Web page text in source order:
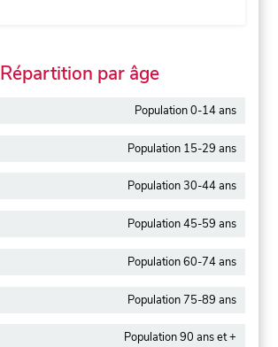
Répartition par âge
Population 0-14 ans
Population 15-29 ans
Population 30-44 ans
Population 45-59 ans
Population 60-74 ans
Population 75-89 ans
Population 90 ans et +